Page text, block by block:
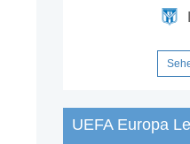
UEFA Europa